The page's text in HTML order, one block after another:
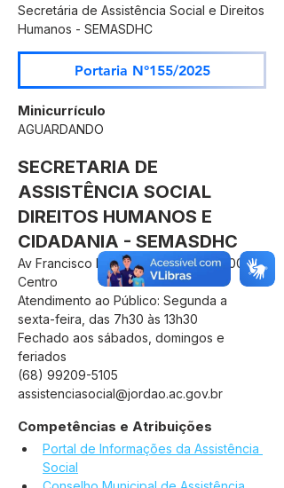
Secretária de Assistência Social e Direitos
Humanos - SEMASDHC
Portaria N°155/2025
Minicurrículo
AGUARDANDO
SECRETARIA DE
ASSISTÊNCIA SOCIAL
DIREITOS HUMANOS E
CIDADANIA - SEMASDHC
Av Francisco Dias, S/N, CEP69975-000,
Centro
Atendimento ao Público: Segunda a
sexta-feira, das 7h30 às 13h30
Fechado aos sábados, domingos e
feriados
(68) 99209-5105
assistenciasocial@jordao.ac.gov.br
Competências e Atribuições
Portal de Informações da Assistência
Social